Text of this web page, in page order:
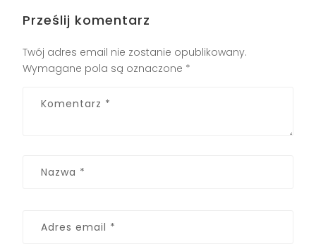
Prześlij komentarz
Twój adres email nie zostanie opublikowany.
Wymagane pola są oznaczone *